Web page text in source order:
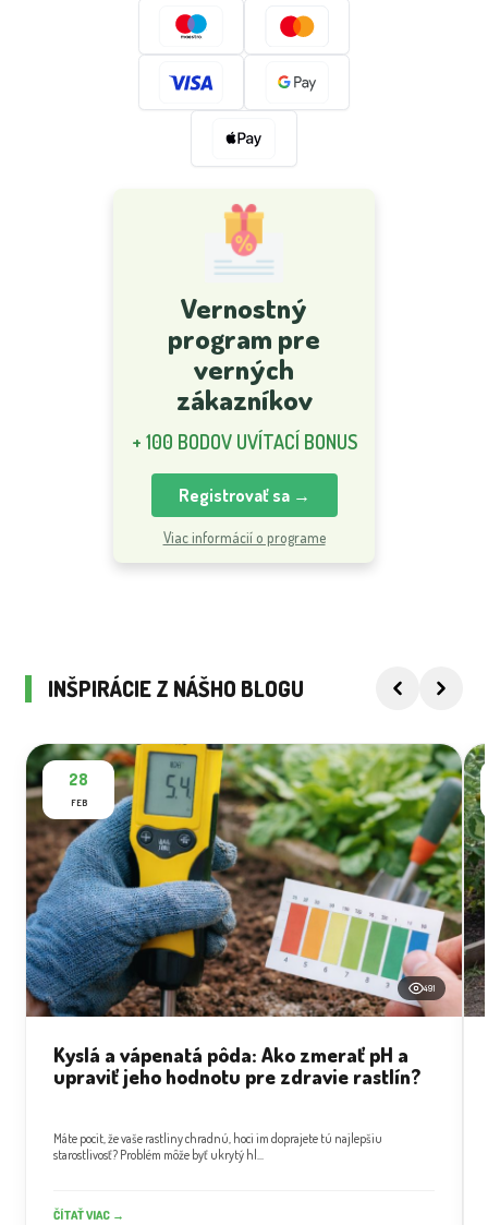
Vernostný
program pre
verných
zákazníkov
+ 100 BODOV UVÍTACÍ BONUS
Registrovať sa →
Viac informácií o programe
INŠPIRÁCIE Z NÁŠHO BLOGU
28
FEB
491
Kyslá a vápenatá pôda: Ako zmerať pH a
upraviť jeho hodnotu pre zdravie rastlín?
Máte pocit, že vaše rastliny chradnú, hoci im doprajete tú najlepšiu
starostlivosť? Problém môže byť ukrytý hl...
ČÍTAŤ VIAC →